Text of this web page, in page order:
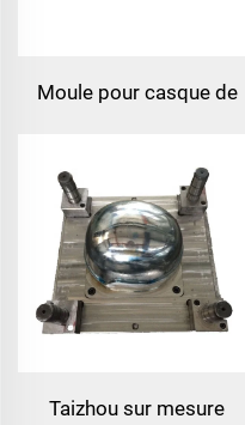
Moule pour casque de
latéraux - technologie de
moulage par compression
pour casques
Taizhou sur mesure